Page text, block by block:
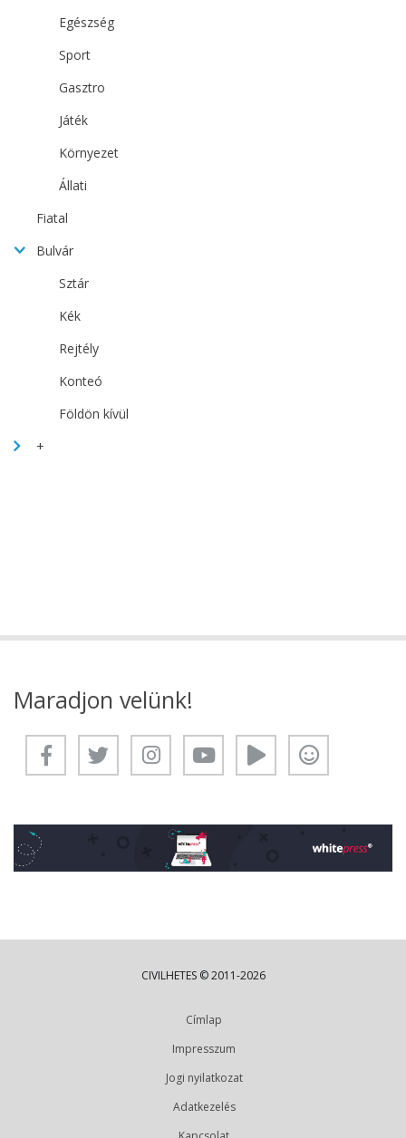
Egészség
Sport
Gasztro
Játék
Környezet
Állati
Fiatal
Bulvár
Sztár
Kék
Rejtély
Konteó
Földön kívül
+
Maradjon velünk!
CIVILHETES © 2011-2026
Címlap
Impresszum
Jogi nyilatkozat
Adatkezelés